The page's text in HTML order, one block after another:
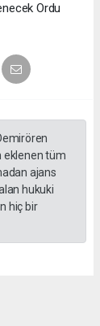
Ordu
eklenen tüm
ajans
hukuki
hiç bir